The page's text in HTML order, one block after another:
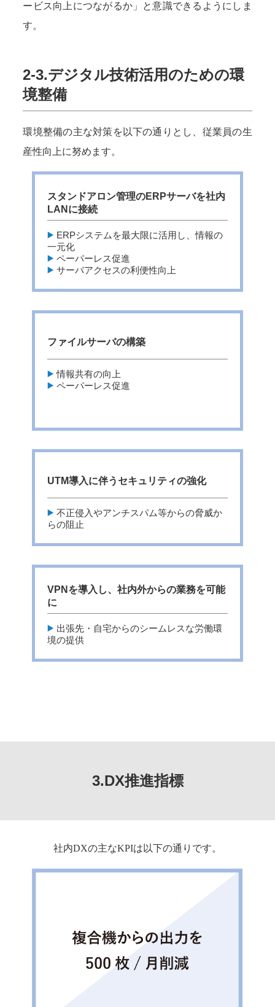
ービス向上につながるか」と意識できるようにしま
す。
2-3.デジタル技術活用のための環
境整備
環境整備の主な対策を以下の通りとし、従業員の生
産性向上に努めます。
スタンドアロン管理のERPサーバを社内
LANに接続
ERPシステムを最大限に活用し、情報の
一元化
ペーパーレス促進
サーバアクセスの利便性向上
ファイルサーバの構築
情報共有の向上
ペーパーレス促進
UTM導入に伴うセキュリティの強化
不正侵入やアンチスパム等からの脅威か
らの阻止
VPNを導入し、社内外からの業務を可能
に
出張先・自宅からのシームレスな労働環
境の提供
3.DX推進指標
社内DXの主なKPIは以下の通りです。